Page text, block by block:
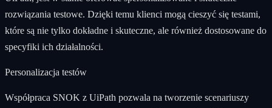
rozwiązania testowe. Dzięki temu klienci mogą cieszyć się testami,
które są nie tylko dokładne i skuteczne, ale również dostosowane do
specyfiki ich działalności.
Personalizacja testów
Współpraca SNOK z UiPath pozwala na tworzenie scenariuszy